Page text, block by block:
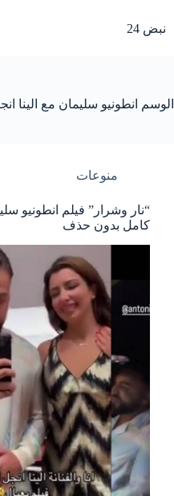
المحتوى
نبض 24
الوسم انطونيو سليمان مع الينا
منوعات
كامل بدون حذف